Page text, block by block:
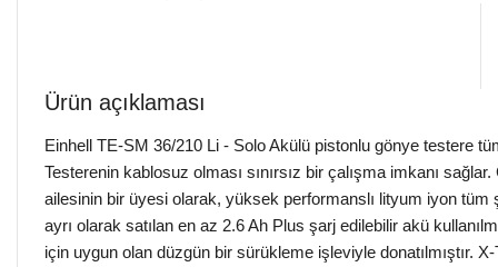
Ürün açıklaması
Einhell TE-SM 36/210 Li - Solo Akülü pistonlu gönye testere
Testerenin kablosuz olması sınırsız bir çalışma imkanı
ailesinin bir üyesi olarak, yüksek performanslı lityum iyon
ayrı olarak satılan en az 2.6 Ah Plus şarj edilebilir akü
için uygun olan düzgün bir sürükleme işleviyle donatılmıştır.